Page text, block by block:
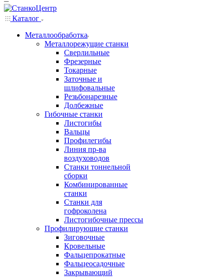
Каталог
Металлообработка
Металлорежущие станки
Сверлильные
Фрезерные
Токарные
Заточные и
шлифовальные
Резьбонарезные
Долбежные
Гибочные станки
Листогибы
Вальцы
Профилегибы
Линия пр-ва
воздуховодов
Станки тоннельной
сборки
Комбинированные
станки
Станки для
гофроколена
Листогибочные прессы
Профилирующие станки
Зиговочные
Кровельные
Фальцепрокатные
Фальцеосадочные
Закрывающий